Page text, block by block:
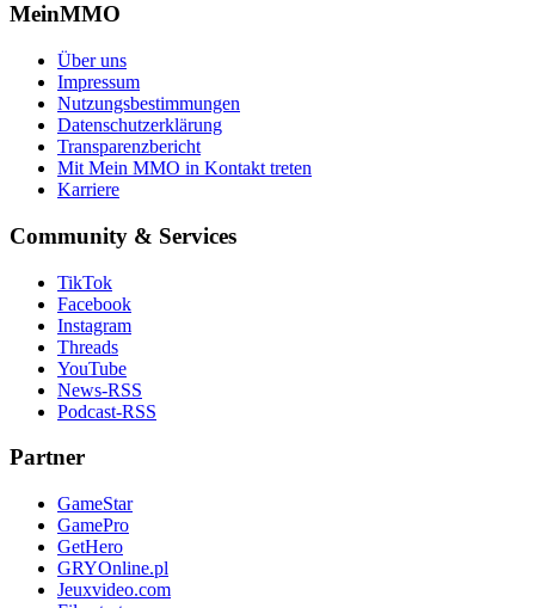
MeinMMO
Über uns
Impressum
Nutzungsbestimmungen
Datenschutzerklärung
Transparenzbericht
Mit Mein MMO in Kontakt treten
Karriere
Community & Services
TikTok
Facebook
Instagram
Threads
YouTube
News-RSS
Podcast-RSS
Partner
GameStar
GamePro
GetHero
GRYOnline.pl
Jeuxvideo.com